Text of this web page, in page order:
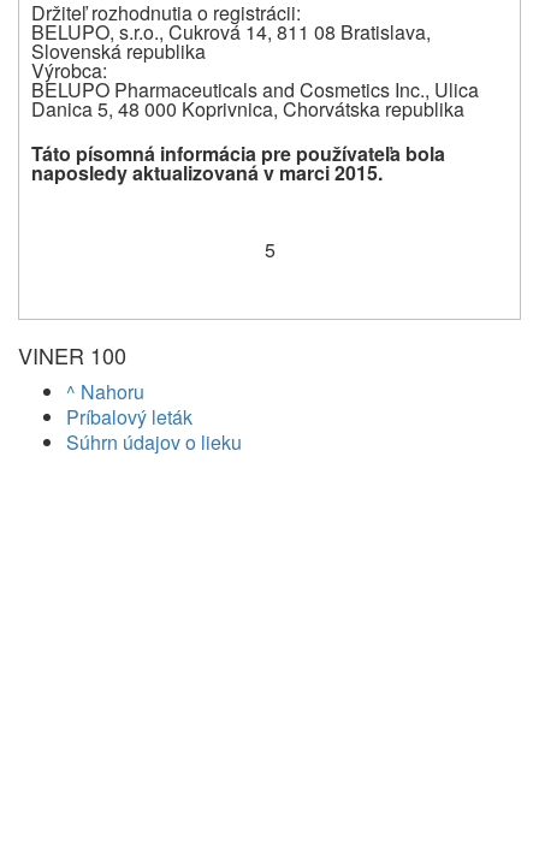
Držiteľ rozhodnutia o registrácii:
BELUPO, s.r.o., Cukrová 14, 811 08 Bratislava,
Slovenská republika
Výrobca:
BELUPO Pharmaceuticals and Cosmetics Inc., Ulica
Danica 5, 48 000 Koprivnica, Chorvátska republika
Táto písomná informácia pre používateľa bola
naposledy aktualizovaná v marci 2015.
5
VINER 100
^ Nahoru
Príbalový leták
Súhrn údajov o lieku